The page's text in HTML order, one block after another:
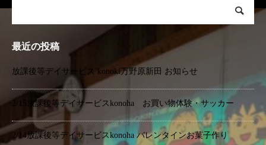
最近の投稿
放課後等デイサービス konoki万野原新田 お知らせ
2/15放課後等デイサービスkonoha お買い物体験・サッカー
2/14放課後等デイサービスkonoha バレンタインお菓子作り